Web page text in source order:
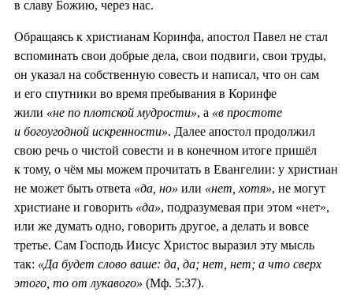
в славу Божию, через нас.
Обращаясь к христианам Коринфа, апостол Павел не стал
вспоминать свои добрые дела, свои подвиги, свои труды,
он указал на собственную совесть и написал, что он сам
и его спутники во время пребывания в Коринфе
жили «не по плотской мудрости», а «в простоте
и богоугодной искренности». Далее апостол продолжил
свою речь о чистой совести и в конечном итоге пришёл
к тому, о чём мы можем прочитать в Евангелии: у христиан
не может быть ответа «да, но» или «нет, хотя», не могут
христиане и говорить «да», подразумевая при этом «нет»,
или же думать одно, говорить другое, а делать и вовсе
третье. Сам Господь Иисус Христос выразил эту мысль
так: «Да будет слово ваше: да, да; нет, нет; а что сверх
этого, то от лукавого» (Мф. 5:37).